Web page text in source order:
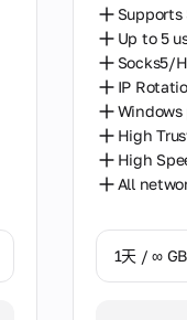
Supports
Up to 5
Socks5/
IP
High
High
All
1天 / ∞